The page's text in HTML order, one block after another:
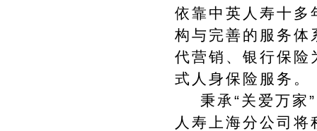
依靠中英人寿十多
构与完善的服务体
代营销、银行保险
式人身保险服务。
秉承“关爱万家
人寿上海分公司